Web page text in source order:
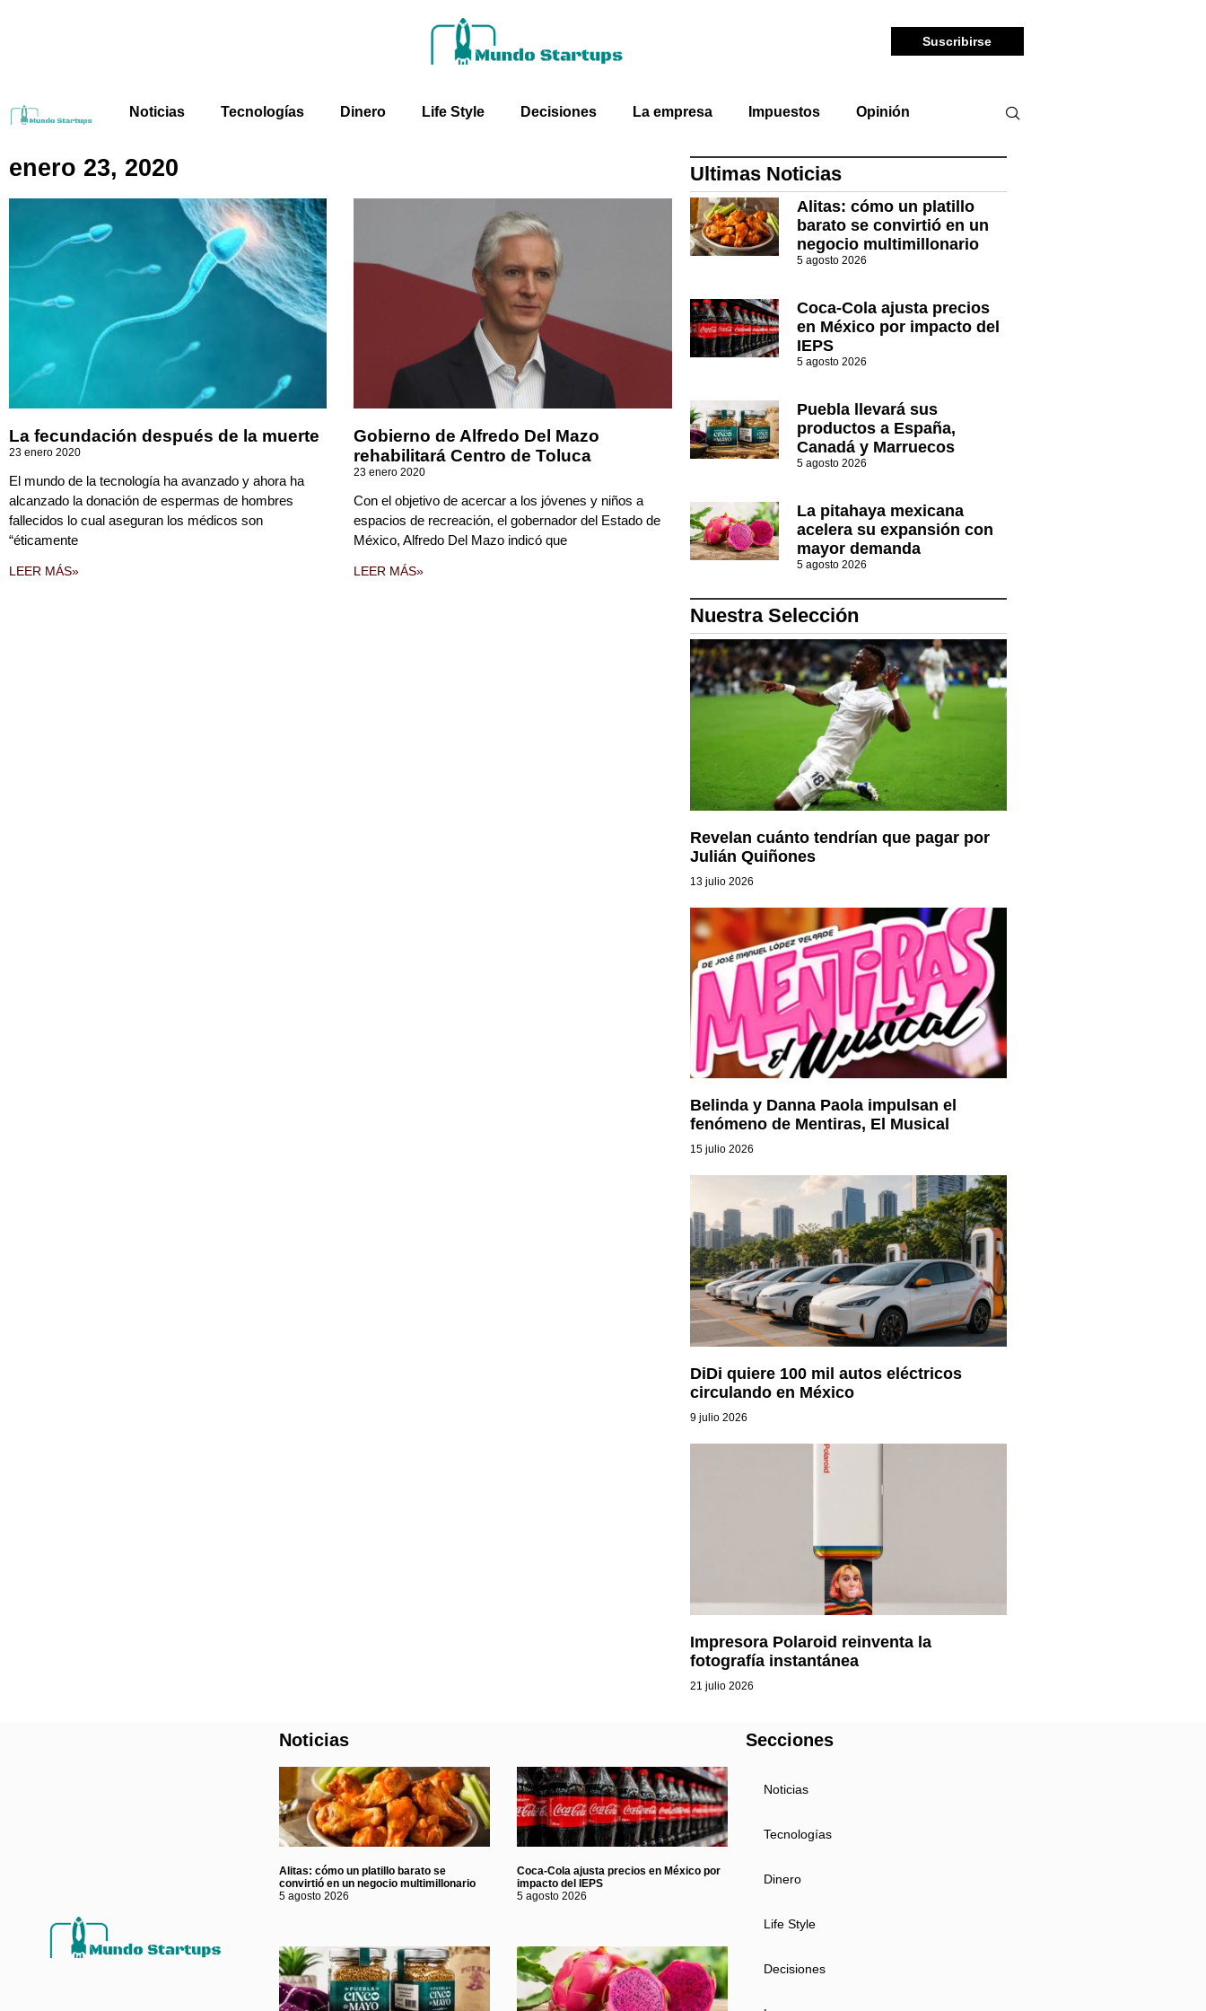
Suscribirse
Noticias Tecnologías Dinero Life Style Decisiones La empresa Impuestos Opinión
enero 23, 2020
La fecundación después de la muerte
23 enero 2020
El mundo de la tecnología ha avanzado y ahora ha
alcanzado la donación de espermas de hombres
fallecidos lo cual aseguran los médicos son
“éticamente
LEER MÁS»
Gobierno de Alfredo Del Mazo
rehabilitará Centro de Toluca
23 enero 2020
Con el objetivo de acercar a los jóvenes y niños a
espacios de recreación, el gobernador del Estado de
México, Alfredo Del Mazo indicó que
LEER MÁS»
Ultimas Noticias
Alitas: cómo un platillo
barato se convirtió en un
negocio multimillonario
5 agosto 2026
Coca-Cola ajusta precios
en México por impacto del
IEPS
5 agosto 2026
Puebla llevará sus
productos a España,
Canadá y Marruecos
5 agosto 2026
La pitahaya mexicana
acelera su expansión con
mayor demanda
5 agosto 2026
Nuestra Selección
Revelan cuánto tendrían que pagar por
Julián Quiñones
13 julio 2026
Belinda y Danna Paola impulsan el
fenómeno de Mentiras, El Musical
15 julio 2026
DiDi quiere 100 mil autos eléctricos
circulando en México
9 julio 2026
Impresora Polaroid reinventa la
fotografía instantánea
21 julio 2026
Noticias
Alitas: cómo un platillo barato se
convirtió en un negocio multimillonario
5 agosto 2026
Coca-Cola ajusta precios en México por
impacto del IEPS
5 agosto 2026
Secciones
Noticias
Tecnologías
Dinero
Life Style
Decisiones